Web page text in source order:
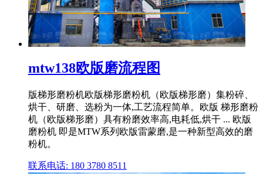
mtw138欧版磨流程图
版梯形磨粉机欧版梯形磨粉机（欧版梯形磨）集粉碎、
烘干、研磨、选粉为一体,工艺流程简单。欧版 梯形磨粉
机（欧版梯形磨）具有粉磨效率高,电耗低,烘干 ... 欧版
磨粉机 即是MTW系列欧版雷蒙磨,是一种新型高效的磨
粉机。
联系电话: 180 3780 8511